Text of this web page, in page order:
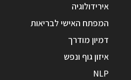
אירידולוגיה
המפתח האישי לבריאות
דמיון מודרך
איזון גוף ונפש
NLP